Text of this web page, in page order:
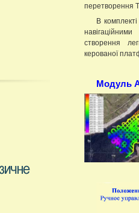
перетворення
В
створення
керованої
Модуль